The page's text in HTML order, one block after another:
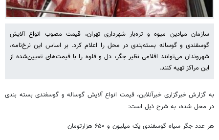
سازمان میادین میوه و تره‌بار شهرداری تهران، قیمت مصوب انواع آلایش
گوسفندی و گوساله بسته‌بندی در محل را اعلام کرد. بر اساس این نرخ‌نامه،
شهروندان می‌توانند اقلامی نظیر جگر، دل و قلوه را با قیمت‌های تعیین‌شده از
این مراکز تهیه کنند.
به گزارش خبرگزاری خبرآنلاین، قیمت انواع آلایش گوساله و گوسفندی بسته بندی
در محل شده، به شرح ذیل است:
هر عدد جگر سیاه گوسفندی یک میلیون و ۶۵۰ هزارتومان